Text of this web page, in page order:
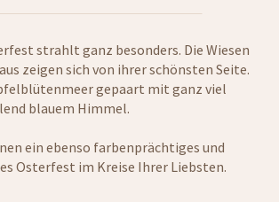
strahlt ganz besonders. Die Wiesen
zeigen sich von ihrer schönsten Seite.
gepaart mit ganz viel
blauem Himmel.
ein ebenso farbenprächtiges und
Osterfest im Kreise Ihrer Liebsten.